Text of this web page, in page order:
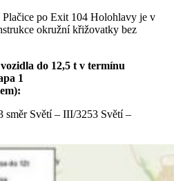
po Exit 104 Holohlavy je v
okružní křižovatky bez
do 12,5 t v termínu
1
směr Světí – III/3253 Světí –